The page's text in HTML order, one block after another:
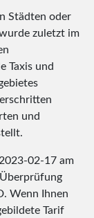
Städten oder
zuletzt im
Taxis und
und
2023-02-17 am
. Wenn Ihnen
Tarif